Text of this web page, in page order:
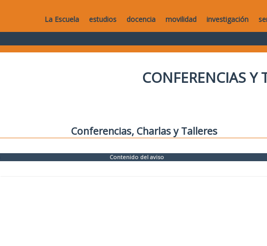
La Escuela estudios docencia movilidad investigación
CONFERENCIAS Y
Conferencias, Charlas y Talleres
Contenido del aviso